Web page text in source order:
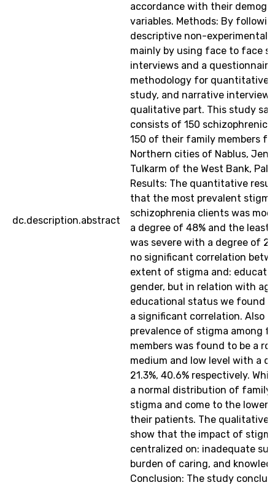
dc.description.abstract
accordance with their
variables. Methods: By
descriptive non-experimental
mainly by using face to face
interviews and a questionnaire
methodology for quantitative
study, and narrative
qualitative part. This study
consists of 150 schizophrenic
150 of their family members
Northern cities of Nablus,
Tulkarm of the West Bank,
Results: The quantitative
that the most prevalent
schizophrenia clients was
a degree of 48% and the least
was severe with a degree of
no significant correlation
extent of stigma and:
gender, but in relation with
educational status we found
a significant correlation. Also
prevalence of stigma among
members was found to be a
medium and low level with a
21.3%, 40.6% respectively.
a normal distribution of family
stigma and come to the lower
their patients. The qualitative
show that the impact of
centralized on: inadequate
burden of caring, and
Conclusion: The study